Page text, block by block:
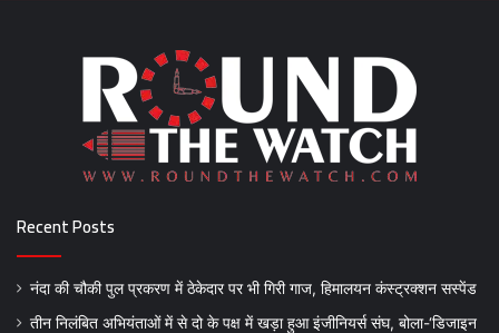
Recent Posts
नंदा की चौकी पुल प्रकरण में ठेकेदार पर भी गिरी गाज, हिमालयन कंस्ट्रक्शन सस्पेंड
तीन निलंबित अभियंताओं में से दो के पक्ष में खड़ा हुआ इंजीनियर्स संघ, बोला-‘डिजाइन